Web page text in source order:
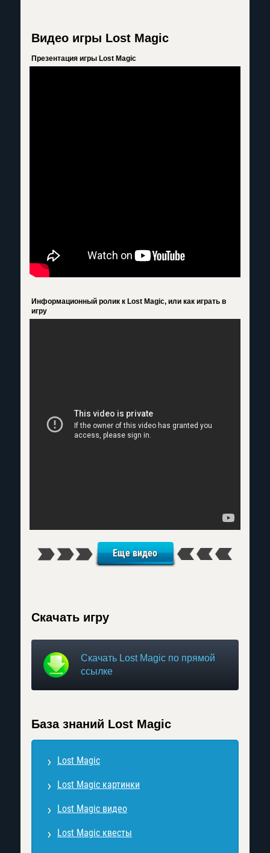
Видео игры Lost Magic
Презентация игры Lost Magic
Информационный ролик к Lost Magic, или как играть в
игру
Еще видео
Скачать игру
Скачать Lost Magic по прямой
ссылке
База знаний Lost Magic
Lost Magic
Lost Magic картинки
Lost Magic видео
Lost Magic квесты